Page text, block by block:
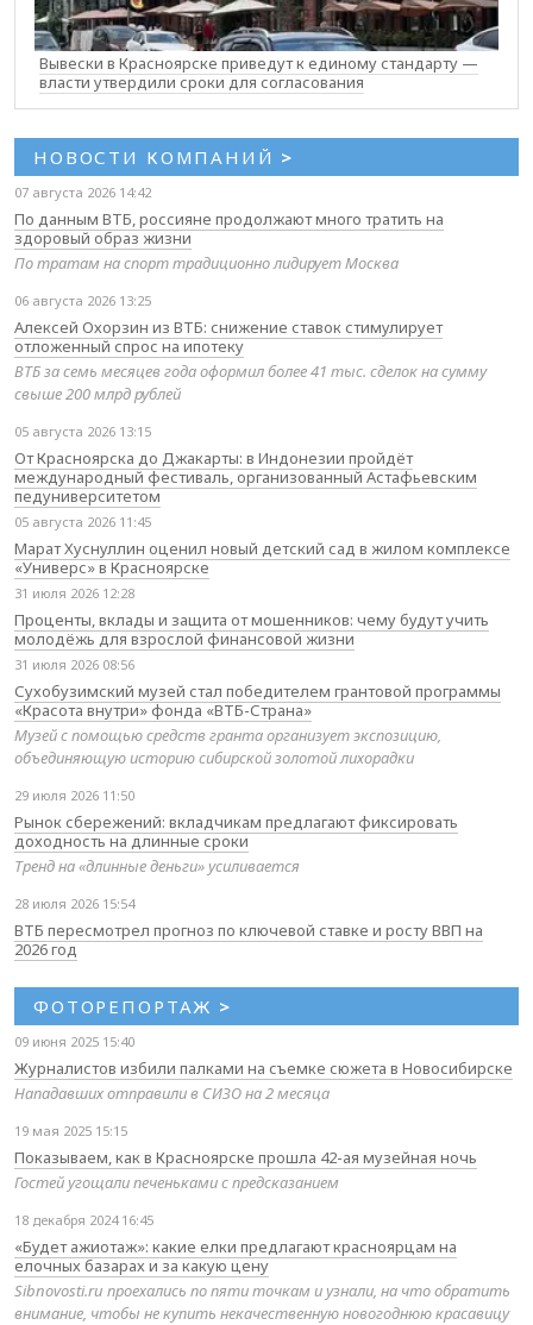
Вывески в Красноярске приведут к единому стандарту —
власти утвердили сроки для согласования
НОВОСТИ КОМПАНИЙ >
07 августа 2026 14:42
По данным ВТБ, россияне продолжают много тратить на
здоровый образ жизни
По тратам на спорт традиционно лидирует Москва
06 августа 2026 13:25
Алексей Охорзин из ВТБ: снижение ставок стимулирует
отложенный спрос на ипотеку
ВТБ за семь месяцев года оформил более 41 тыс. сделок на сумму
свыше 200 млрд рублей
05 августа 2026 13:15
От Красноярска до Джакарты: в Индонезии пройдёт
международный фестиваль, организованный Астафьевским
педуниверситетом
05 августа 2026 11:45
Марат Хуснуллин оценил новый детский сад в жилом комплексе
«Универс» в Красноярске
31 июля 2026 12:28
Проценты, вклады и защита от мошенников: чему будут учить
молодёжь для взрослой финансовой жизни
31 июля 2026 08:56
Сухобузимский музей стал победителем грантовой программы
«Красота внутри» фонда «ВТБ-Страна»
Музей с помощью средств гранта организует экспозицию,
объединяющую историю сибирской золотой лихорадки
29 июля 2026 11:50
Рынок сбережений: вкладчикам предлагают фиксировать
доходность на длинные сроки
Тренд на «длинные деньги» усиливается
28 июля 2026 15:54
ВТБ пересмотрел прогноз по ключевой ставке и росту ВВП на
2026 год
ФОТОРЕПОРТАЖ >
09 июня 2025 15:40
Журналистов избили палками на съемке сюжета в Новосибирске
Нападавших отправили в СИЗО на 2 месяца
19 мая 2025 15:15
Показываем, как в Красноярске прошла 42-ая музейная ночь
Гостей угощали печеньками с предсказанием
18 декабря 2024 16:45
«Будет ажиотаж»: какие елки предлагают красноярцам на
елочных базарах и за какую цену
Sibnovosti.ru проехались по пяти точкам и узнали, на что обратить
внимание, чтобы не купить некачественную новогоднюю красавицу